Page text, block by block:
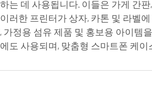
는 데 사용됩니다. 이들은 가게 간
러한 프린터가 상자, 카톤 및 라벨
가정용 섬유 제품 및 홍보용 아이템
도 사용되며, 맞춤형 스마트폰 케